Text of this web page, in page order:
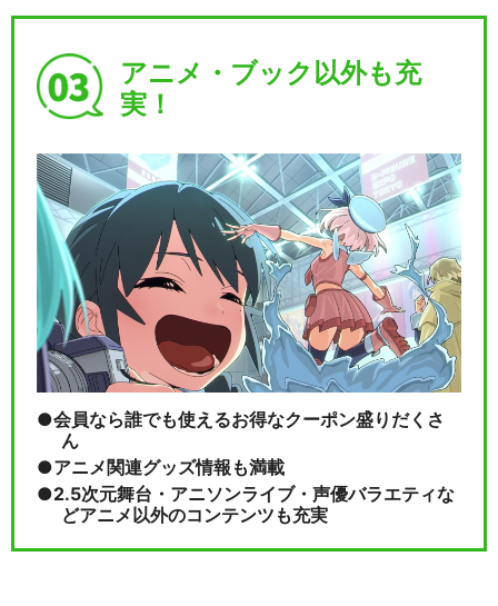
アニメ・ブック以外も充
実！
会員なら誰でも使えるお得なクーポン盛りだくさ
ん
アニメ関連グッズ情報も満載
2.5次元舞台・アニソンライブ・声優バラエティな
どアニメ以外のコンテンツも充実